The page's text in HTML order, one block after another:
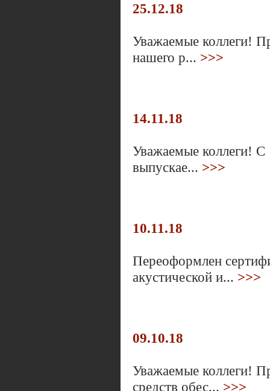
25.12.18
Уважаемые коллеги!
нашего р... >>>
14.11.18
Уважаемые коллеги! С
выпускае... >>>
10.11.18
Переоформлен
акустической и... >>>
09.10.18
Уважаемые коллеги!
средств обес... >>>